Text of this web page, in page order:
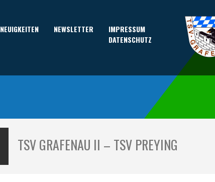
NEUIGKEITEN NEWSLETTER
IMPRESSUM
DATENSCHUTZ
TSV GRAFENAU II – TSV PREYING